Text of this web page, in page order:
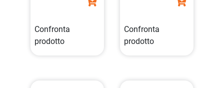
Confronta
prodotto
Confronta
prodotto